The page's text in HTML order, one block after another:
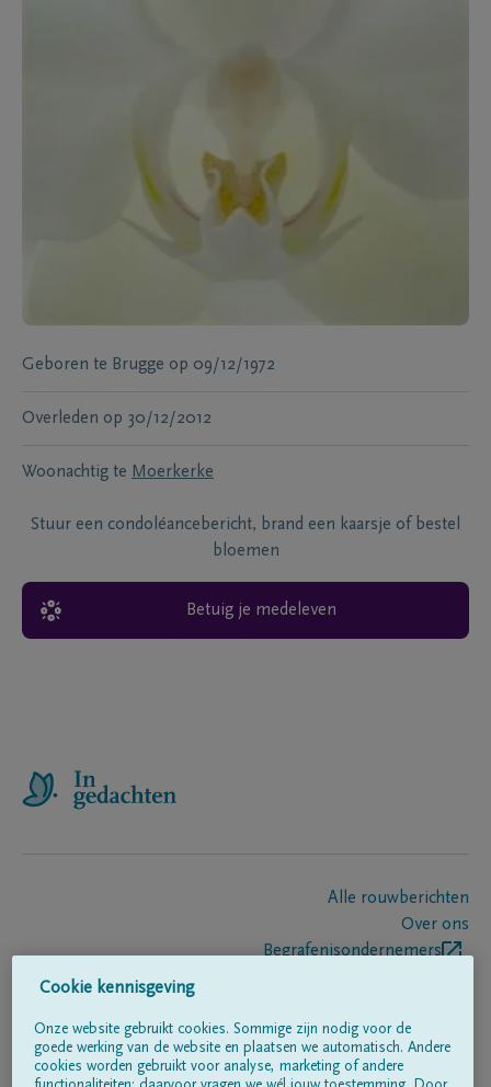
Geboren te Brugge op 09/12/1972
Overleden op 30/12/2012
Woonachtig te Moerkerke
Stuur een condoléancebericht, brand een kaarsje of bestel
bloemen
Betuig je medeleven
Alle rouwberichten
Over ons
Begrafenisondernemers
Volg ons op
Cookie kennisgeving
Onze website gebruikt cookies. Sommige zijn nodig voor de
goede werking van de website en plaatsen we automatisch. Andere
cookies worden gebruikt voor analyse, marketing of andere